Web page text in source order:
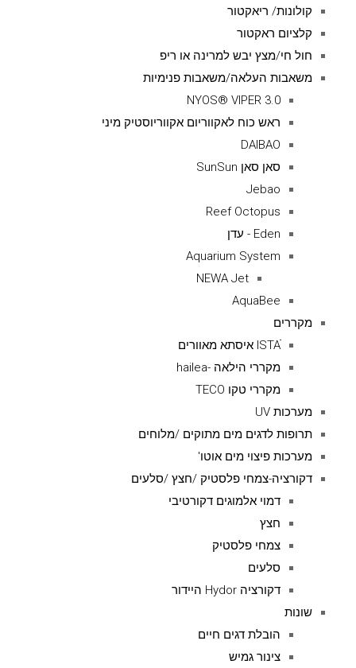
קולונות/ ריאקטור
קלציום ראקטור
חול חי/מצץ יבש למרינה או ריפ
משאבות העלאה/משאבות פנימיות
NYOS® VIPER 3.0
ראש כוח לאקווריום אקווריוסטיק מיני
DAIBAO
סאן סאן SunSun
Jebao
Reef Octopus
Eden - עדן
Aquarium System
NEWA Jet
AquaBee
מקררים
ISTAׁׂ איסתא מאוורים
מקררי הילאה -hailea
מקררי טקו TECO
מערכות UV
תרופות לדגים מים מתוקים /מלוחים
מערכות פיצוי מים אוטו'
דקורציה-צמחי פלסטיק /חצץ /סלעים
דמוי אלמוגים דקורטיבי
חצץ
צמחי פלסטיק
סלעים
דקורציה Hydor היידור
שונות
הובלת דגים חיים
צינור גמיש